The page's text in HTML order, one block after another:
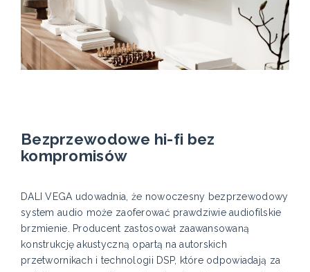
Bezprzewodowe hi-fi bez
kompromisów
DALI VEGA udowadnia, że nowoczesny bezprzewodowy
system audio może zaoferować prawdziwie audiofilskie
brzmienie. Producent zastosował zaawansowaną
konstrukcję akustyczną opartą na autorskich
przetwornikach i technologii DSP, które odpowiadają za